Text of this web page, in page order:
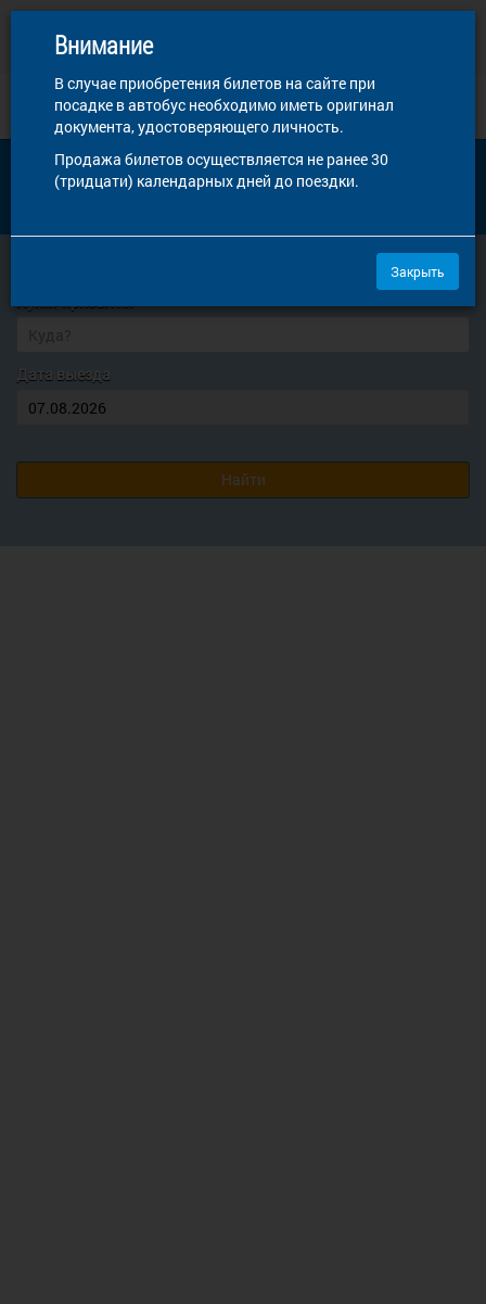
Билеты на автобус у вас в кармане
АВТОВОКЗАЛ ОМСКА
Купить билет
Пункт прибытия
Дата выезда
Внимание! В случае приобретения билетов на сайте при посадке
в автобус необходимо иметь оригинал документа,
удостоверяющего личность. Продажа билетов осуществляется
Внимание
В случае приобретения билетов на сайте при
посадке в автобус необходимо иметь оригинал
документа, удостоверяющего личность.
Продажа билетов осуществляется не ранее 30
(тридцати) календарных дней до поездки.